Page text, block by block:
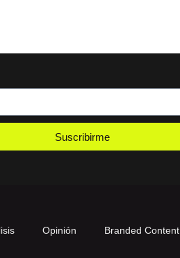
Suscribirme
Opinión Branded Content